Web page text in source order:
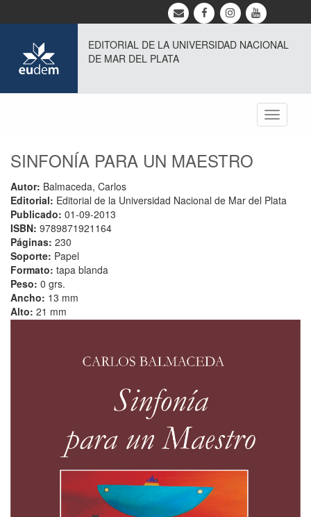
EDITORIAL DE LA UNIVERSIDAD NACIONAL
DE MAR DEL PLATA
Toggle
SINFONÍA PARA UN MAESTRO
Autor: Balmaceda, Carlos
Editorial: Editorial de la Universidad Nacional de Mar del Plata
Publicado: 01-09-2013
ISBN: 9789871921164
Páginas: 230
Soporte: Papel
Formato: tapa blanda
Peso: 0 grs.
Ancho: 13 mm
Alto: 21 mm